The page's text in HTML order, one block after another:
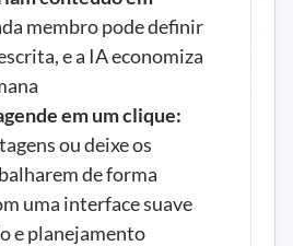
membro pode definir
e a IA economiza
em um clique:
ou deixe os
de forma
uma interface suave
e planejamento